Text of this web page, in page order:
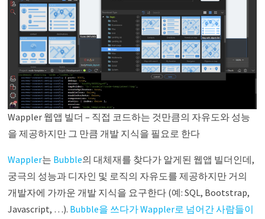
Wappler 웹앱 빌더 – 직접 코드하는 것만큼의 자유도와 성능
을 제공하지만 그 만큼 개발 지식을 필요로 한다
Wappler는 Bubble의 대체재를 찾다가 알게된 웹앱 빌더인데,
궁극의 성능과 디자인 및 로직의 자유도를 제공하지만 거의
개발자에 가까운 개발 지식을 요구한다 (예: SQL, Bootstrap,
Javascript, …). Bubble을 쓰다가 Wappler로 넘어간 사람들이